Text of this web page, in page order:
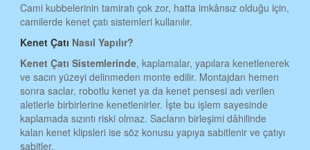
SAMSUN KENET ÇATI
SİİRT KENET ÇATI
SİNOP KENET ÇATI
SİVAS KENET ÇATI
TEKİRDAĞ KENET ÇATI
TOKAT KENET ÇATI
Cami kubbelerinin tamiratı çok zor, hatta imkânsız olduğu için,
camilerde kenet çatı sistemleri kullanılır.
Kenet Çatı Nasıl Yapılır?
KenetÇatıSistemlerinde, kaplamalar, yapılara kenetlenerek
ve sacın yüzeyi delinmeden monte edilir. Montajdan hemen
sonra saclar, robotlu kenet ya da kenet pensesi adı verilen
aletlerle birbirlerine kenetlenirler. İşte bu işlem sayesinde
kaplamada sızıntı riski olmaz. Sacların birleşimi dâhilinde
kalan kenet klipsleri ise söz konusu yapıya sabitlenir ve çatıyı
sabitler.